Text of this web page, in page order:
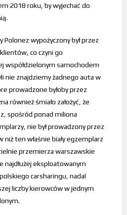
2018 roku, by wyjechać do
Polonez wypożyczony był przez
co czyni go
współdzielonym samochodem
nie znajdziemy żadnego auta w
prowadzone byłoby przez
również śmiało założyć, że
spośród ponad miliona
nie był prowadzony przez
niż ten właśnie biały egzemplarz
przemierza warszawskie
najdłużej eksploatowanym
carsharingu, nadal
liczby kierowców w jednym